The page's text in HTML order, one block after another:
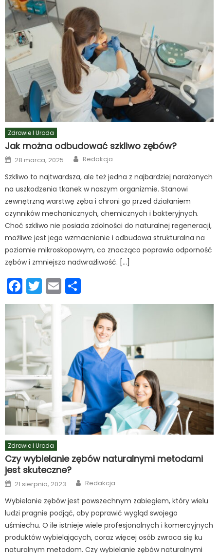
Zdrowie I Uroda
Jak można odbudować szkliwo zębów?
Posted
on
28 marca, 2025 Author
Redakcja
Szkliwo to najtwardsza, ale też jedna z najbardziej narażonych
na uszkodzenia tkanek w naszym organizmie. Stanowi
zewnętrzną warstwę zęba i chroni go przed działaniem
czynników mechanicznych, chemicznych i bakteryjnych.
Choć szkliwo nie posiada zdolności do naturalnej regeneracji,
możliwe jest jego wzmacnianie i odbudowa strukturalna na
poziomie mikroskopowym, co znacząco poprawia odporność
zębów i zmniejsza nadwrażliwość. […]
Facebook
Twitter
Email
się
Zdrowie I Uroda
Czy wybielanie zębów naturalnymi metodami
jest skuteczne?
Posted
on
21 sierpnia, 2023 Author
Redakcja
Wybielanie zębów jest powszechnym zabiegiem, który wielu
ludzi pragnie podjąć, aby poprawić wygląd swojego
uśmiechu. O ile istnieje wiele profesjonalnych i komercyjnych
produktów wybielających, coraz więcej osób zwraca się ku
naturalnym metodom. Czy wybielanie zębów naturalnymi